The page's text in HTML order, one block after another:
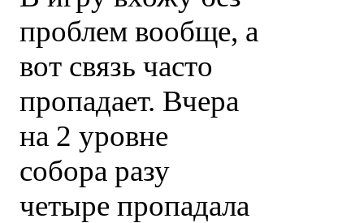
проблем вообще, а
вот связь часто
пропадает. Вчера
на 2 уровне
собора разу
четыре пропадала